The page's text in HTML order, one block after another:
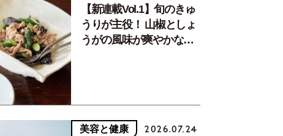
【新連載Vol.1】旬のきゅ
うりが主役！ 山椒としょ
うがの風味が爽やかな、
美容と健康 2026.07.24